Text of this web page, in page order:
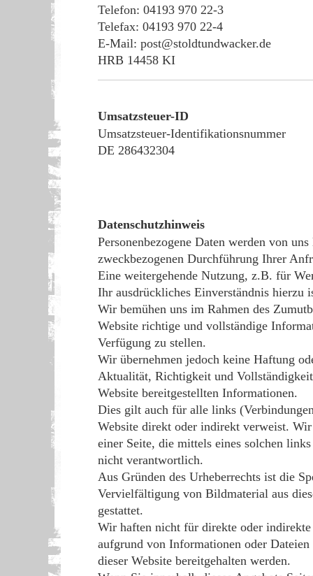
Telefon: 04193 970 22-3
Telefax: 04193 970 22-4
E-Mail: post@stoldtundwacker.de
HRB 14458 KI
Umsatzsteuer-ID
Umsatzsteuer-Identifikationsnummer
DE 286432304
Datenschutzhinweis
Personenbezogene Daten werden von
zweckbezogenen Durchführung Ihrer
Eine weitergehende Nutzung, z.B. für
Ihr ausdrückliches Einverständnis hierzu
Wir bemühen uns im Rahmen des
Website richtige und vollständige
Verfügung zu stellen.
Wir übernehmen jedoch keine Haftung
Aktualität, Richtigkeit und
Website bereitgestellten Informationen.
Dies gilt auch für alle links
Website direkt oder indirekt verweist.
einer Seite, die mittels eines solchen
nicht verantwortlich.
Aus Gründen des Urheberrechts ist die
Vervielfältigung von Bildmaterial aus
gestattet.
Wir haften nicht für direkte oder indirekte
aufgrund von Informationen oder Dateien
dieser Website bereitgehalten werden.